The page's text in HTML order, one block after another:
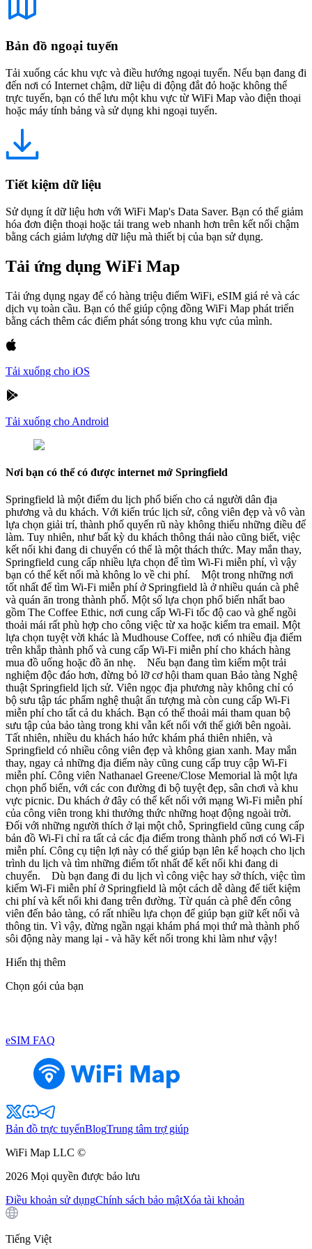
Bản đồ ngoại tuyến
Tải xuống các khu vực và điều hướng ngoại tuyến. Nếu bạn đang đi
đến nơi có Internet chậm, dữ liệu di động đắt đỏ hoặc không thể
trực tuyến, bạn có thể lưu một khu vực từ WiFi Map vào điện thoại
hoặc máy tính bảng và sử dụng khi ngoại tuyến.
Tiết kiệm dữ liệu
Sử dụng ít dữ liệu hơn với WiFi Map's Data Saver. Bạn có thể giảm
hóa đơn điện thoại hoặc tải trang web nhanh hơn trên kết nối chậm
bằng cách giảm lượng dữ liệu mà thiết bị của bạn sử dụng.
Tải ứng dụng WiFi Map
Tải ứng dụng ngay để có hàng triệu điểm WiFi, eSIM giá rẻ và các
dịch vụ toàn cầu. Bạn có thể giúp cộng đồng WiFi Map phát triển
bằng cách thêm các điểm phát sóng trong khu vực của mình.
Tải xuống cho iOS
Tải xuống cho Android
Nơi bạn có thể có được internet mở Springfield
Springfield là một điểm du lịch phổ biến cho cả người dân địa
phương và du khách. Với kiến trúc lịch sử, công viên đẹp và vô vàn
lựa chọn giải trí, thành phố quyến rũ này không thiếu những điều để
làm. Tuy nhiên, như bất kỳ du khách thông thái nào cũng biết, việc
kết nối khi đang di chuyển có thể là một thách thức. May mắn thay,
Springfield cung cấp nhiều lựa chọn để tìm Wi-Fi miễn phí, vì vậy
bạn có thể kết nối mà không lo về chi phí. Một trong những nơi
tốt nhất để tìm Wi-Fi miễn phí ở Springfield là ở nhiều quán cà phê
và quán ăn trong thành phố. Một số lựa chọn phổ biến nhất bao
gồm The Coffee Ethic, nơi cung cấp Wi-Fi tốc độ cao và ghế ngồi
thoải mái rất phù hợp cho công việc từ xa hoặc kiểm tra email. Một
lựa chọn tuyệt vời khác là Mudhouse Coffee, nơi có nhiều địa điểm
trên khắp thành phố và cung cấp Wi-Fi miễn phí cho khách hàng
mua đồ uống hoặc đồ ăn nhẹ. Nếu bạn đang tìm kiếm một trải
nghiệm độc đáo hơn, đừng bỏ lỡ cơ hội tham quan Bảo tàng Nghệ
thuật Springfield lịch sử. Viên ngọc địa phương này không chỉ có
bộ sưu tập tác phẩm nghệ thuật ấn tượng mà còn cung cấp Wi-Fi
miễn phí cho tất cả du khách. Bạn có thể thoải mái tham quan bộ
sưu tập của bảo tàng trong khi vẫn kết nối với thế giới bên ngoài.
Tất nhiên, nhiều du khách háo hức khám phá thiên nhiên, và
Springfield có nhiều công viên đẹp và không gian xanh. May mắn
thay, ngay cả những địa điểm này cũng cung cấp truy cập Wi-Fi
miễn phí. Công viên Nathanael Greene/Close Memorial là một lựa
chọn phổ biến, với các con đường đi bộ tuyệt đẹp, sân chơi và khu
vực picnic. Du khách ở đây có thể kết nối với mạng Wi-Fi miễn phí
của công viên trong khi thưởng thức những hoạt động ngoài trời.
Đối với những người thích ở lại một chỗ, Springfield cũng cung cấp
bản đồ Wi-Fi chỉ ra tất cả các địa điểm trong thành phố nơi có Wi-Fi
miễn phí. Công cụ tiện lợi này có thể giúp bạn lên kế hoạch cho lịch
trình du lịch và tìm những điểm tốt nhất để kết nối khi đang di
chuyển. Dù bạn đang đi du lịch vì công việc hay sở thích, việc tìm
kiếm Wi-Fi miễn phí ở Springfield là một cách dễ dàng để tiết kiệm
chi phí và kết nối khi đang trên đường. Từ quán cà phê đến công
viên đến bảo tàng, có rất nhiều lựa chọn để giúp bạn giữ kết nối và
thông tin. Vì vậy, đừng ngần ngại khám phá mọi thứ mà thành phố
sôi động này mang lại - và hãy kết nối trong khi làm như vậy!
Hiển thị thêm
Chọn gói của bạn
eSIM FAQ
Bản đồ trực tuyếnBlogTrung tâm trợ giúp
WiFi Map LLC ©
2026 Mọi quyền được bảo lưu
Điều khoản sử dụngChính sách bảo mậtXóa tài khoản
Tiếng Việt